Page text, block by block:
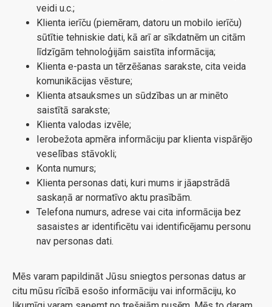
veidi u.c.;
Klienta ierīču (piemēram, datoru un mobilo ierīču)
sūtītie tehniskie dati, kā arī ar sīkdatnēm un citām
līdzīgām tehnoloģijām saistīta informācija;
Klienta e-pasta un tērzēšanas sarakste, cita veida
komunikācijas vēsture;
Klienta atsauksmes un sūdzības un ar minēto
saistītā sarakste;
Klienta valodas izvēle;
Ierobežota apmēra informāciju par klienta vispārējo
veselības stāvokli;
Konta numurs;
Klienta personas dati, kuri mums ir jāapstrādā
saskaņā ar normatīvo aktu prasībām.
Telefona numurs, adrese vai cita informācija bez
sasaistes ar identificētu vai identificējamu personu
nav personas dati.
Mēs varam papildināt Jūsu sniegtos personas datus ar
citu mūsu rīcībā esošo informāciju vai informāciju, ko